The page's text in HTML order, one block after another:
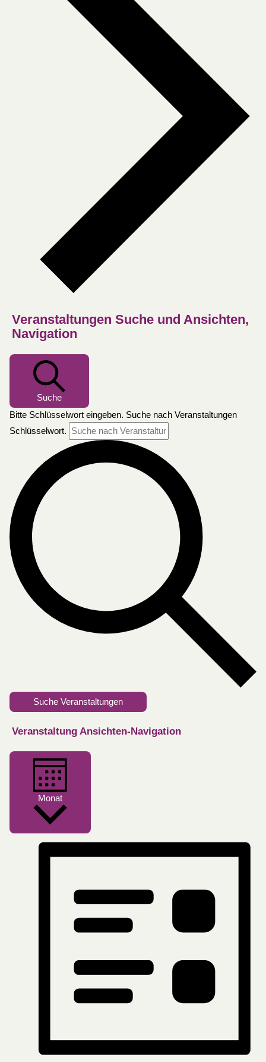
Veranstaltungen Suche und Ansichten,
Navigation
Suche
Bitte Schlüsselwort eingeben. Suche nach Veranstaltungen
Schlüsselwort.
Suche Veranstaltungen
Veranstaltung Ansichten-Navigation
Monat